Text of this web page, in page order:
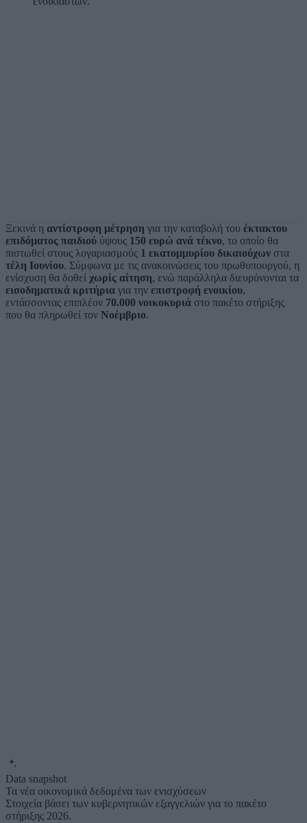
Ξεκινά η αντίστροφη μέτρηση για την καταβολή του έκτακτου
επιδόματος παιδιού ύψους 150 ευρώ ανά τέκνο, το οποίο θα
πιστωθεί στους λογαριασμούς 1 εκατομμυρίου δικαιούχων στα
τέλη Ιουνίου. Σύμφωνα με τις ανακοινώσεις του πρωθυπουργού, η
ενίσχυση θα δοθεί χωρίς αίτηση, ενώ παράλληλα διευρύνονται τα
εισοδηματικά κριτήρια για την επιστροφή ενοικίου,
εντάσσοντας επιπλέον 70.000 νοικοκυριά στο πακέτο στήριξης
που θα πληρωθεί τον Νοέμβριο.
Data snapshot
Τα νέα οικονομικά δεδομένα των ενισχύσεων
Στοιχεία βάσει των κυβερνητικών εξαγγελιών για το πακέτο
στήριξης 2026.